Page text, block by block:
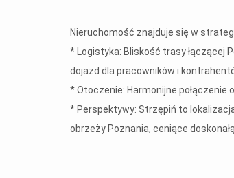
Nieruchomość znajduje się w
* Logistyka: Bliskość trasy łączącej
dojazd dla pracowników i
* Otoczenie: Harmonijne
* Perspektywy: Strzępiń to
obrzeży Poznania, ceniące